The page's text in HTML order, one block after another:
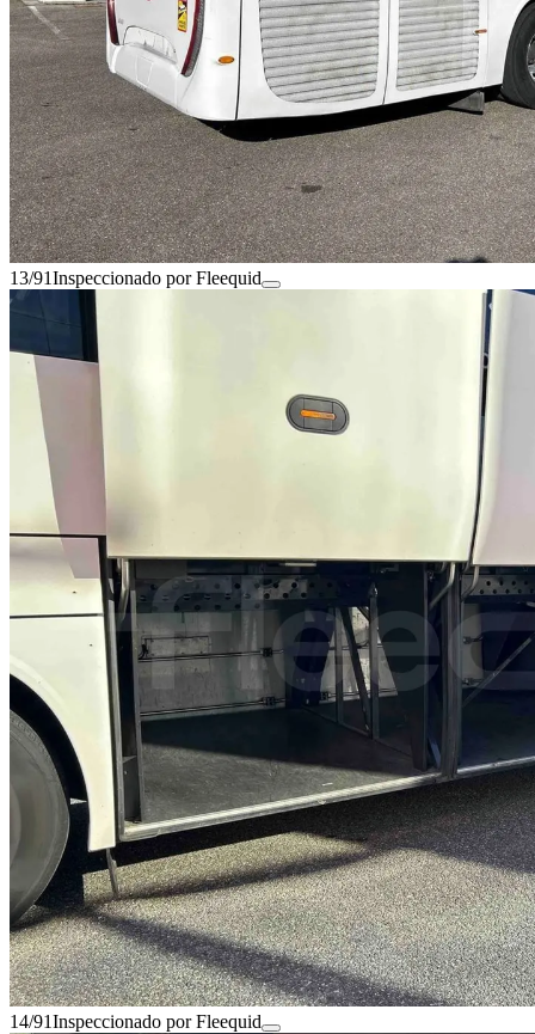
13/91Inspeccionado por Fleequid
14/91Inspeccionado por Fleequid